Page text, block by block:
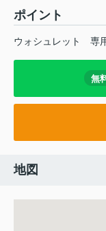
ポイント
ウォシュレット 専
無
地図